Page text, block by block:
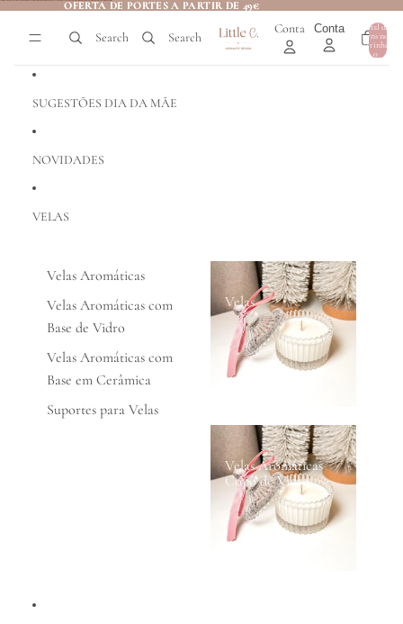
OFERTA DE PORTES A PARTIR DE 49€
OFERTA DE PORTES A PARTIR DE 49€
Search Search
Conta Conta
Total de
itens no
carrinho:
0
SUGESTÕES DIA DA MÃE
NOVIDADES
VELAS
Velas Aromáticas
Velas Aromáticas com
Base de Vidro
Velas Aromáticas com
Base em Cerâmica
Suportes para Velas
Velas
Velas Aromáticas
Copo de Vidro